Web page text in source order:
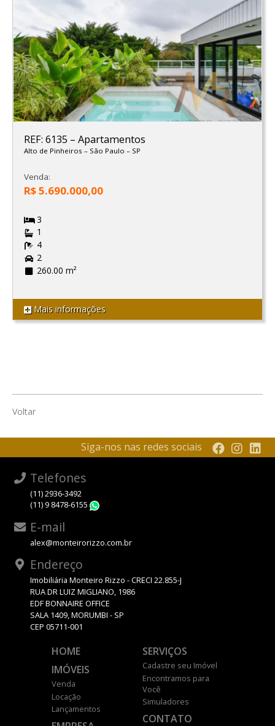
REF: 6135 – Apartamentos
Alto de Pinheiros – São Paulo – SP
Venda:
R$ 5.690.000,00
3
1
4
2
260.00 m²
Mais informações
Voltar
Siga-nos nas redes sociais
Telefones
(11) 2936-3492
(11) 9 8478-6155
E-mail
alex@monteirorizzo.com.br
Endereço
Imobiliária Monteiro Rizzo - CRECI 22.855-J
RUA DR LUIZ MIGLIANO, 1986
EDF BONNAIRE OFFICE
SALA 1409, MORUMBI - SP
CEP 05711-001
HOME
IMÓVEIS
Venda
Locação
Lançamentos
SERVIÇOS
Cadastre seu Imóvel
Encontramos para
Você
Simuladores
CONTATO